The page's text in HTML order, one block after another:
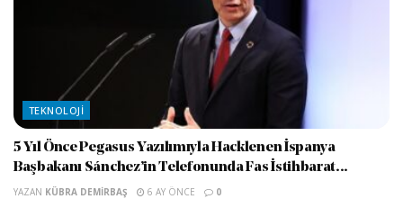
TEKNOLOJI
5 Yıl Önce Pegasus Yazılımıyla Hacklenen İspanya
Başbakanı Sánchez’in Telefonunda Fas İstihbarat...
YAZAN KÜBRA DEMIRBAŞ 6 AY ÖNCE 0